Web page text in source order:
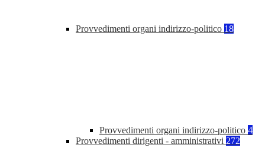
Provvedimenti organi indirizzo-politico 18
Provvedimenti organi indirizzo-politico 4
Provvedimenti dirigenti - amministrativi 272